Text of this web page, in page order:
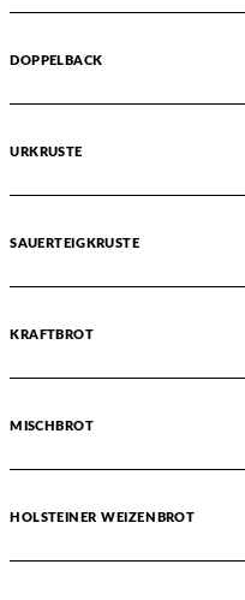
DOPPELBACK
URKRUSTE
SAUERTEIGKRUSTE
KRAFTBROT
MISCHBROT
HOLSTEINER WEIZENBROT